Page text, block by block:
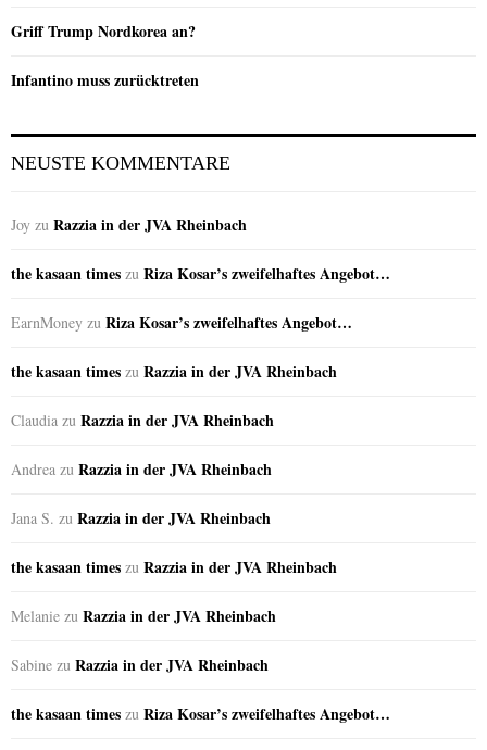
Griff Trump Nordkorea an?
Infantino muss zurücktreten
NEUSTE KOMMENTARE
Joy zu Razzia in der JVA Rheinbach
the kasaan times zu Riza Kosar’s zweifelhaftes Angebot…
EarnMoney zu Riza Kosar’s zweifelhaftes Angebot…
the kasaan times zu Razzia in der JVA Rheinbach
Claudia zu Razzia in der JVA Rheinbach
Andrea zu Razzia in der JVA Rheinbach
Jana S. zu Razzia in der JVA Rheinbach
the kasaan times zu Razzia in der JVA Rheinbach
Melanie zu Razzia in der JVA Rheinbach
Sabine zu Razzia in der JVA Rheinbach
the kasaan times zu Riza Kosar’s zweifelhaftes Angebot…